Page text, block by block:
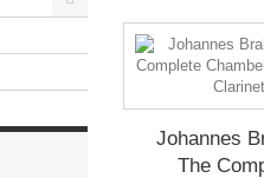
Johannes
The